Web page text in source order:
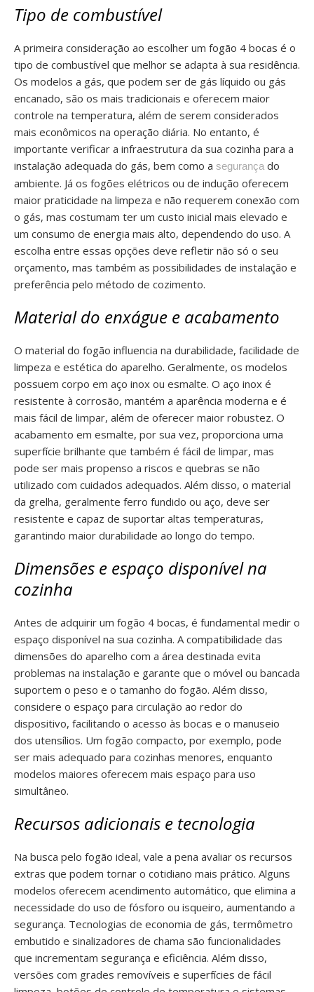
Tipo de combustível
A primeira consideração ao escolher um fogão 4 bocas é o
tipo de combustível que melhor se adapta à sua residência.
Os modelos a gás, que podem ser de gás líquido ou gás
encanado, são os mais tradicionais e oferecem maior
controle na temperatura, além de serem considerados
mais econômicos na operação diária. No entanto, é
importante verificar a infraestrutura da sua cozinha para a
instalação adequada do gás, bem como a segurançado
ambiente. Já os fogões elétricos ou de indução oferecem
maior praticidade na limpeza e não requerem conexão com
o gás, mas costumam ter um custo inicial mais elevado e
um consumo de energia mais alto, dependendo do uso. A
escolha entre essas opções deve refletir não só o seu
orçamento, mas também as possibilidades de instalação e
preferência pelo método de cozimento.
Material do enxágue e acabamento
O material do fogão influencia na durabilidade, facilidade de
limpeza e estética do aparelho. Geralmente, os modelos
possuem corpo em aço inox ou esmalte. O aço inox é
resistente à corrosão, mantém a aparência moderna e é
mais fácil de limpar, além de oferecer maior robustez. O
acabamento em esmalte, por sua vez, proporciona uma
superfície brilhante que também é fácil de limpar, mas
pode ser mais propenso a riscos e quebras se não
utilizado com cuidados adequados. Além disso, o material
da grelha, geralmente ferro fundido ou aço, deve ser
resistente e capaz de suportar altas temperaturas,
garantindo maior durabilidade ao longo do tempo.
Dimensões e espaço disponível na
cozinha
Antes de adquirir um fogão 4 bocas, é fundamental medir o
espaço disponível na sua cozinha. A compatibilidade das
dimensões do aparelho com a área destinada evita
problemas na instalação e garante que o móvel ou bancada
suportem o peso e o tamanho do fogão. Além disso,
considere o espaço para circulação ao redor do
dispositivo, facilitando o acesso às bocas e o manuseio
dos utensílios. Um fogão compacto, por exemplo, pode
ser mais adequado para cozinhas menores, enquanto
modelos maiores oferecem mais espaço para uso
simultâneo.
Recursos adicionais e tecnologia
Na busca pelo fogão ideal, vale a pena avaliar os recursos
extras que podem tornar o cotidiano mais prático. Alguns
modelos oferecem acendimento automático, que elimina a
necessidade do uso de fósforo ou isqueiro, aumentando a
segurança. Tecnologias de economia de gás, termômetro
embutido e sinalizadores de chama são funcionalidades
que incrementam segurança e eficiência. Além disso,
versões com grades removíveis e superfícies de fácil